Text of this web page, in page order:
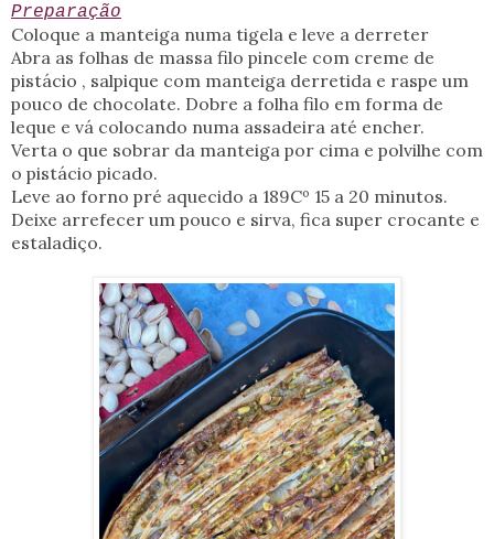
Preparação
Coloque a manteiga numa tigela e leve a derreter
Abra as folhas de massa filo pincele com creme de
pistácio , salpique com manteiga derretida e raspe um
pouco de chocolate. Dobre a folha filo em forma de
leque e vá colocando numa assadeira até encher.
Verta o que sobrar da manteiga por cima e polvilhe com
o pistácio picado.
Leve ao forno pré aquecido a 189Cº 15 a 20 minutos.
Deixe arrefecer um pouco e sirva, fica super crocante e
estaladiço.